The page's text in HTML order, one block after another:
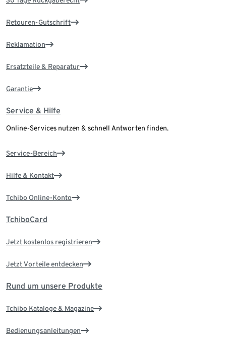
Retouren-Gutschrift
Reklamation
Ersatzteile & Reparatur
Garantie
Service & Hilfe
Online-Services nutzen & schnell Antworten finden.
Service-Bereich
Hilfe & Kontakt
Tchibo Online-Konto
TchiboCard
Jetzt kostenlos registrieren
Jetzt Vorteile entdecken
Rund um unsere Produkte
Tchibo Kataloge & Magazine
Bedienungsanleitungen